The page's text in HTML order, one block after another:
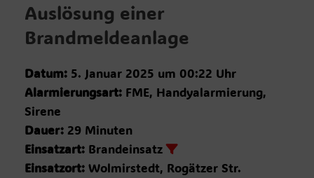
Auslösung einer
Brandmeldeanlage
Datum: 5. Januar 2025 um 00:22 Uhr
Alarmierungsart: FME, Handyalarmierung,
Sirene
Dauer: 29 Minuten
Einsatzart: Brandeinsatz
Einsatzort: Wolmirstedt, Rogätzer Str.